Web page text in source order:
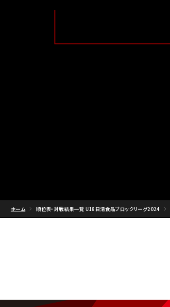
ホーム 順位表・対戦結果一覧 U18日清食品ブロックリーグ2024